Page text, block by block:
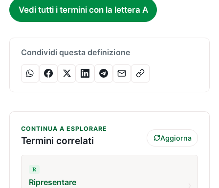
Vedi tutti i termini con la lettera A
Condividi questa definizione
CONTINUA A ESPLORARE
Termini correlati Aggiorna
R
Ripresentare